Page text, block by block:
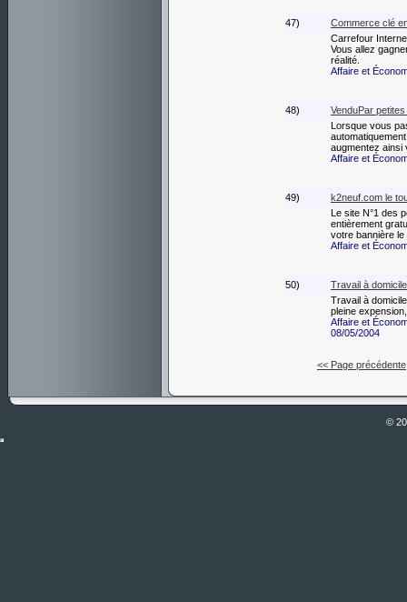
47)
Commerce clé
Carrefour
Vous allez
réalité.
Affaire et
48)
VenduPar
Lorsque vous
augmentez ainsi
Affaire et
49)
k2neuf.com le
Le site N°1 des
entièrement
votre bannière
Affaire et
50)
Travail à domicile
Travail à
pleine
Affaire et
08/05/2004
<< Page précédente
©